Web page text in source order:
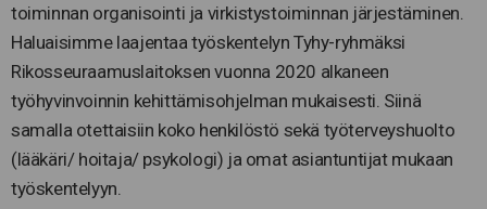
toiminnan organisointi ja virkistystoiminnan järjestäminen.
Haluaisimme laajentaa työskentelyn Tyhy-ryhmäksi
Rikosseuraamuslaitoksen vuonna 2020 alkaneen
työhyvinvoinnin kehittämisohjelman mukaisesti. Siinä
samalla otettaisiin koko henkilöstö sekä työterveyshuolto
(lääkäri/ hoitaja/ psykologi) ja omat asiantuntijat mukaan
työskentelyyn.